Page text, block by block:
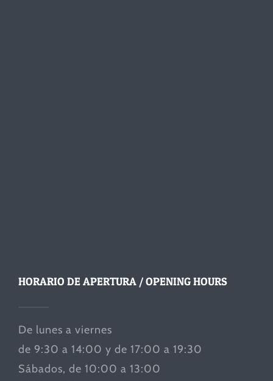
HORARIO DE APERTURA / OPENING HOURS
De lunes a viernes
de 9:30 a 14:00 y de 17:00 a 19:30
Sábados, de 10:00 a 13:00